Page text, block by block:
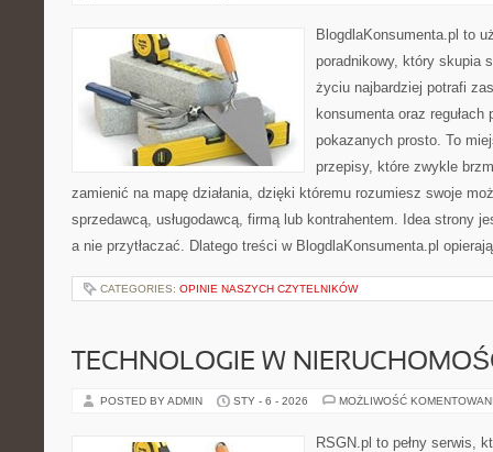
BlogdlaKonsumenta.pl to
poradnikowy, który skupia
życiu najbardziej potrafi
konsumenta oraz regułach
pokazanych prosto. To
przepisy, które zwykle
zamienić na mapę działania, dzięki któremu rozumiesz swoje
sprzedawcą, usługodawcą, firmą lub kontrahentem. Idea strony
a nie przytłaczać. Dlatego treści w BlogdlaKonsumenta.pl
CATEGORIES: OPINIE NASZYCH CZYTELNIKÓW
TECHNOLOGIE W
POSTED BY ADMIN STY - 6 - 2026 MOŻLIWOŚĆ
RSGN.pl to pełny serwis,